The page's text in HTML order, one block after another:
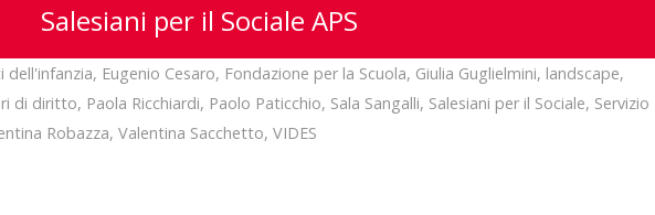
Salesiani per il Sociale APS
dell'infanzia, Eugenio Cesaro, Fondazione per la Scuola, Giulia Guglielmini, landscape,
di diritto, Paola Ricchiardi, Paolo Paticchio, Sala Sangalli, Salesiani per il Sociale, Servizio
Robazza, Valentina Sacchetto, VIDES